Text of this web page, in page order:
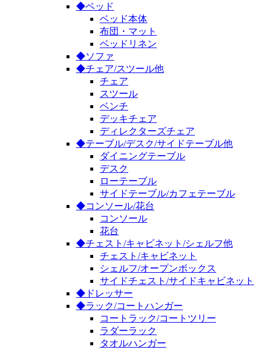
◆ベッド
ベッド本体
布団・マット
ベッドリネン
◆ソファ
◆チェア/スツール他
チェア
スツール
ベンチ
デッキチェア
ディレクターズチェア
◆テーブル/デスク/サイドテーブル他
ダイニングテーブル
デスク
ローテーブル
サイドテーブル/カフェテーブル
◆コンソール/花台
コンソール
花台
◆チェスト/キャビネット/シェルフ他
チェスト/キャビネット
シェルフ/オープンボックス
サイドチェスト/サイドキャビネット
◆ドレッサー
◆ラック/コートハンガー
コートラック/コートツリー
ラダーラック
タオルハンガー